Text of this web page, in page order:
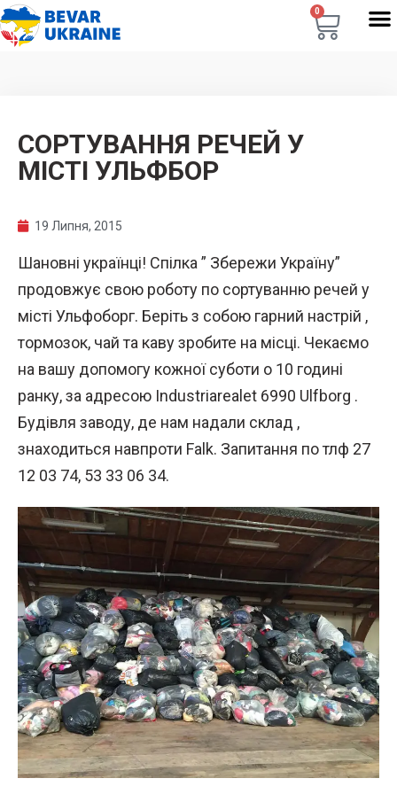
0
СОРТУВАННЯ РЕЧЕЙ У
МІСТІ УЛЬФБОР
19 Липня, 2015
Шановні українці! Спілка ” Збережи Україну”
продовжує свою роботу по сортуванню речей у
місті Ульфоборг. Беріть з собою гарний настрій ,
тормозок, чай та каву зробите на місці. Чекаємо
на вашу допомогу кожної суботи о 10 годині
ранку, за адресою Industriarealet 6990 Ulfborg .
Будівля заводу, де нам надали склад ,
знаходиться навпроти Falk. Запитання по тлф 27
12 03 74, 53 33 06 34.